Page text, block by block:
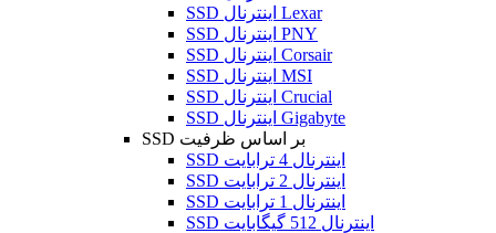
SSD اینترنال Lexar
SSD اینترنال PNY
SSD اینترنال Corsair
SSD اینترنال MSI
SSD اینترنال Crucial
SSD اینترنال Gigabyte
SSD بر اساس ظرفیت
SSD اینترنال 4 ترابایت
SSD اینترنال 2 ترابایت
SSD اینترنال 1 ترابایت
SSD اینترنال 512 گیگابایت